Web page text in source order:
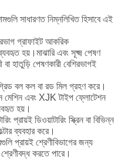
সাধারণত নিম্নলিখিত হিসাবে এই
গ্রাফাইট আকরিক
হয়।মাঝারি এবং সূক্ষ্ম পেষণ
হাতুড়ি পেষণকারী বেশিরভাগই
বল কল বা রড মিল গ্রহণ করে।
মেশিন এবং XJK টাইপ ফ্লোটেশন
হয়।
প্রায়ই ডিওয়াটারিং স্ক্রিন বা বিভিন্ন
ব্যবহার করে।
প্রায়ই শ্রেণীবিভাগের জন্য
করতে পারে।